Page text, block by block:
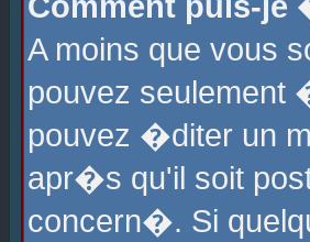
A moins que vous
pouvez seulement
pouvez �diter un
apr�s qu'il soit
concern�. Si